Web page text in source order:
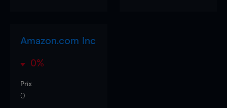
Amazon.com Inc
0%
Prix
0